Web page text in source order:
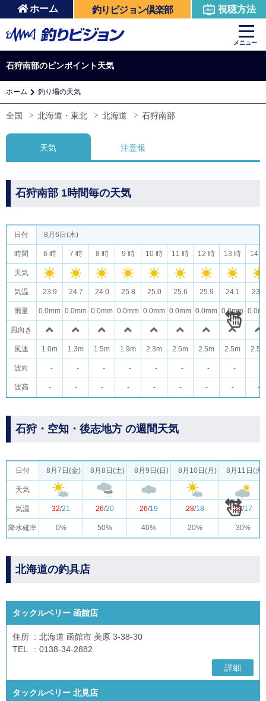
ホーム 釣りビジョン倶楽部 視聴方法
メニュー
石狩南部のピンポイント天気
ホーム 釣り場の天気
全国 北海道・東北 北海道 石狩南部
天気 注意報
石狩南部 1時間毎の天気
日付
時間
天気
気温
雨量
風向き
風速
波向
波高
8月6日(木)
6 時 7 時 8 時 9 時 10 時 11 時 12 時 13 時 14
23.9 24.7 24.0 25.8 25.0 25.6 25.9 24.1 23.1
0.0mm 0.0mm 0.0mm 0.0mm 0.0mm 0.0mm 0.0mm 0.0mm
1.0m 1.3m 1.5m 1.9m 2.3m 2.5m 2.5m 2.5m 2.5m
- - - - - - - -
- - - - - - - - -
石狩・空知・後志地方 の週間天気
日付
天気
気温
降水確率
8月7日(金) 8月8日(土) 8月9日(日) 8月10日(月) 8月11日(火)
32/21 26/20 26/19 28/18 28/17
0% 50% 40% 20% 30%
北海道の釣具店
タックルベリー 函館店
住所
北海道 函館市 美原 3-38-30
TEL
0138-34-2882
詳細
タックルベリー 北見店